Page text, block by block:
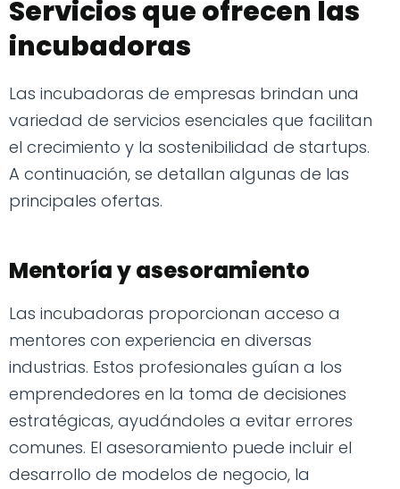
Servicios que ofrecen las
incubadoras
Las incubadoras de empresas brindan una
variedad de servicios esenciales que facilitan
el crecimiento y la sostenibilidad de startups.
A continuación, se detallan algunas de las
principales ofertas.
Mentoría y asesoramiento
Las incubadoras proporcionan acceso a
mentores con experiencia en diversas
industrias. Estos profesionales guían a los
emprendedores en la toma de decisiones
estratégicas, ayudándoles a evitar errores
comunes. El asesoramiento puede incluir el
desarrollo de modelos de negocio, la